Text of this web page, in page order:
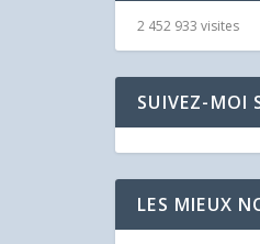
2 452 933 visites
SUIVEZ-MOI
LES MIEUX